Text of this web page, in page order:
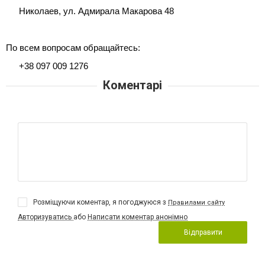
Николаев, ул. Адмирала Макарова 48
По всем вопросам обращайтесь:
+38 097 009 1276
Коментарі
Розміщуючи коментар, я погоджуюся з Правилами сайту
Авторизуватись або Написати коментар анонімно
Відправити